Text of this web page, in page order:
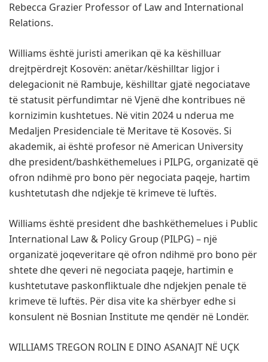
Rebecca Grazier Professor of Law and International
Relations.
Williams është juristi amerikan që ka këshilluar
drejtpërdrejt Kosovën: anëtar/këshilltar ligjor i
delegacionit në Rambuje, këshilltar gjatë negociatave
të statusit përfundimtar në Vjenë dhe kontribues në
kornizimin kushtetues. Në vitin 2024 u nderua me
Medaljen Presidenciale të Meritave të Kosovës. Si
akademik, ai është profesor në American University
dhe president/bashkëthemelues i PILPG, organizatë që
ofron ndihmë pro bono për negociata paqeje, hartim
kushtetutash dhe ndjekje të krimeve të luftës.
Williams është president dhe bashkëthemelues i Public
International Law & Policy Group (PILPG) – një
organizatë joqeveritare që ofron ndihmë pro bono për
shtete dhe qeveri në negociata paqeje, hartimin e
kushtetutave paskonfliktuale dhe ndjekjen penale të
krimeve të luftës. Për disa vite ka shërbyer edhe si
konsulent në Bosnian Institute me qendër në Londër.
WILLIAMS TREGON ROLIN E DINO ASANAJT NË UÇK